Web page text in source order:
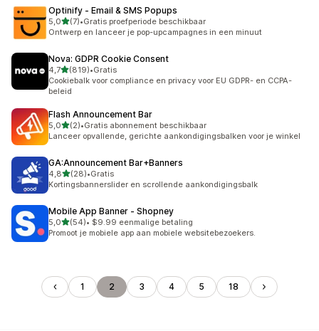
Optinify ‑ Email & SMS Popups
5,0van 5 sterren
(7)
7 recensies in totaal
•Gratis proefperiode beschikbaar
Ontwerp en lanceer je pop-upcampagnes in een minuut
Nova: GDPR Cookie Consent
4,7van 5 sterren
(819)
819 recensies in totaal
•Gratis
Cookiebalk voor compliance en privacy voor EU GDPR- en CCPA-
beleid
Flash Announcement Bar
5,0van 5 sterren
(2)
2 recensies in totaal
•Gratis abonnement beschikbaar
Lanceer opvallende, gerichte aankondigingsbalken voor je winkel
GA:Announcement Bar+Banners
4,8van 5 sterren
(28)
28 recensies in totaal
•Gratis
Kortingsbannerslider en scrollende aankondigingsbalk
Mobile App Banner ‑ Shopney
5,0van 5 sterren
(54)
54 recensies in totaal
• $9.99 eenmalige betaling
Promoot je mobiele app aan mobiele websitebezoekers.
1 2 3 4 5 18